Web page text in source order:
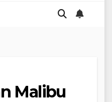
Malibu